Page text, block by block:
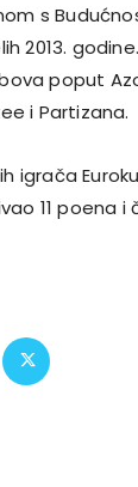
s
2013.
poput
i Partizana.
igrača
11 poena i